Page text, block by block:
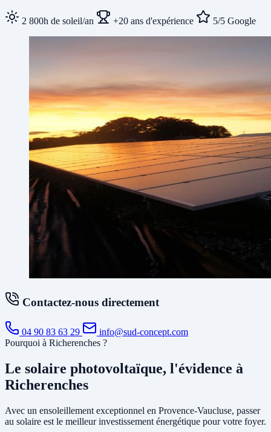
2 800h de soleil/an +20 ans d'expérience 5/5 Google
Contactez-nous directement
04 90 83 63 29
info@sud-concept.com
Pourquoi à Richerenches ?
Le solaire photovoltaïque, l'évidence à
Richerenches
Avec un ensoleillement exceptionnel en Provence-Vaucluse, passer
au solaire est le meilleur investissement énergétique pour votre foyer.